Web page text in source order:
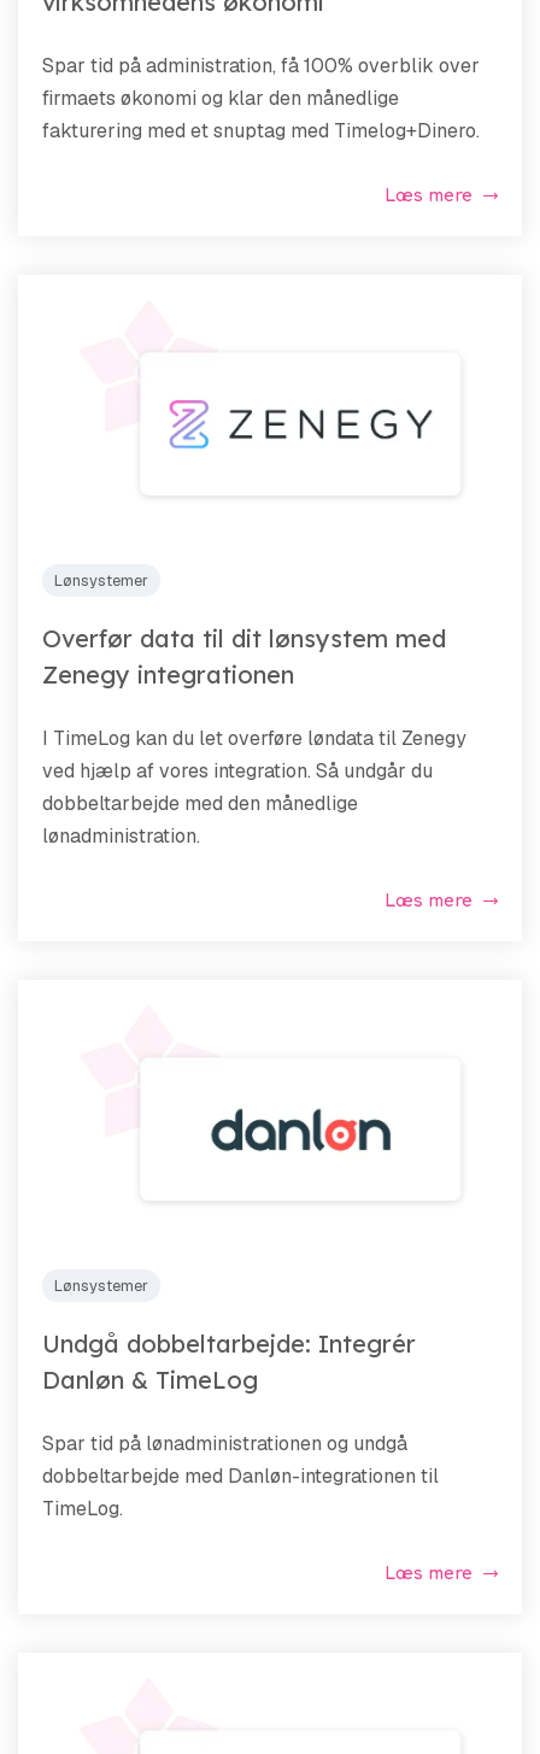
Spar tid på administration, få 100% overblik over
firmaets økonomi og klar den månedlige
fakturering med et snuptag med Timelog+Dinero.
Læs mere
Lønsystemer
Overfør data til dit lønsystem med
Zenegy integrationen
I TimeLog kan du let overføre løndata til Zenegy
ved hjælp af vores integration. Så undgår du
dobbeltarbejde med den månedlige
lønadministration.
Læs mere
Lønsystemer
Undgå dobbeltarbejde: Integrér
Danløn & TimeLog
Spar tid på lønadministrationen og undgå
dobbeltarbejde med Danløn-integrationen til
TimeLog.
Læs mere